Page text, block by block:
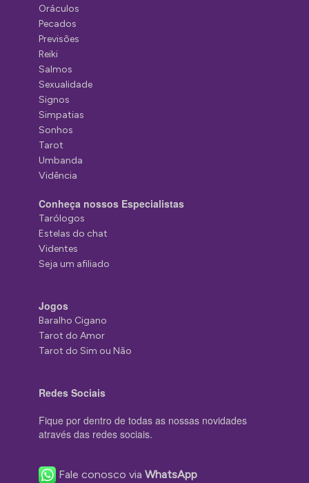
Oráculos
Pecados
Previsões
Reiki
Salmos
Sexualidade
Signos
Simpatias
Sonhos
Tarot
Umbanda
Vidência
Conheça nossos Especialistas
Tarólogos
Estelas do chat
Videntes
Seja um afiliado
Jogos
Baralho Cigano
Tarot do Amor
Tarot do Sim ou Não
Redes Sociais
Fique por dentro de todas as nossas novidades
através das redes sociais.
Fale conosco viaWhatsApp